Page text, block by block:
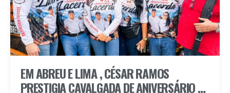
EM ABREU E LIMA , CÉSAR RAMOS
PRESTIGIA CAVALGADA DE ANIVERSÁRIO DE